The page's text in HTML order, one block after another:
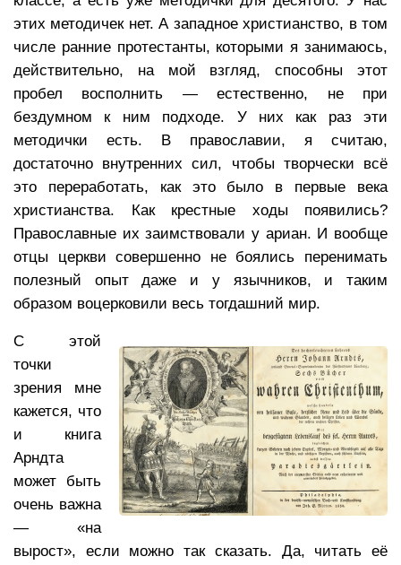
этих методичек нет. А западное христианство, в том
числе ранние протестанты, которыми я занимаюсь,
действительно, на мой взгляд, способны этот
пробел восполнить — естественно, не при
бездумном к ним подходе. У них как раз эти
методички есть. В православии, я считаю,
достаточно внутренних сил, чтобы творчески всё
это переработать, как это было в первые века
христианства. Как крестные ходы появились?
Православные их заимствовали у ариан. И вообще
отцы церкви совершенно не боялись перенимать
полезный опыт даже и у язычников, и таким
образом воцерковили весь тогдашний мир.
С этой
точки
зрения мне
кажется, что
и книга
Арндта
может быть
очень важна
— «на
вырост», если можно так сказать. Да, читать её